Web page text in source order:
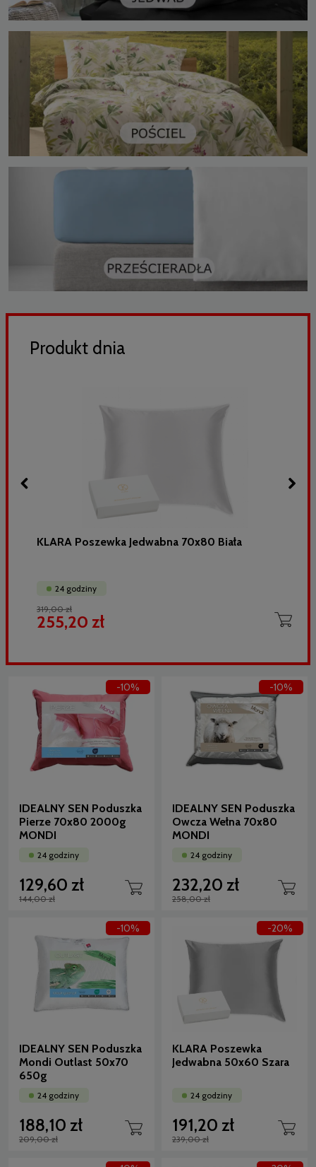
Produkt dnia
KLARA Poszewka Jedwabna 70x80 Biała
24 godziny
319,00 zł
255,20 zł
IDEALNY SEN Poduszka
Pierze 70x80 2000g
MONDI
24 godziny
129,60 zł
144,00 zł
-10%
IDEALNY SEN Poduszka
Owcza Wełna 70x80
MONDI
24 godziny
232,20 zł
258,00 zł
-10%
IDEALNY SEN Poduszka
Mondi Outlast 50x70
650g
24 godziny
188,10 zł
209,00 zł
-10%
KLARA Poszewka
Jedwabna 50x60 Szara
24 godziny
191,20 zł
239,00 zł
-20%